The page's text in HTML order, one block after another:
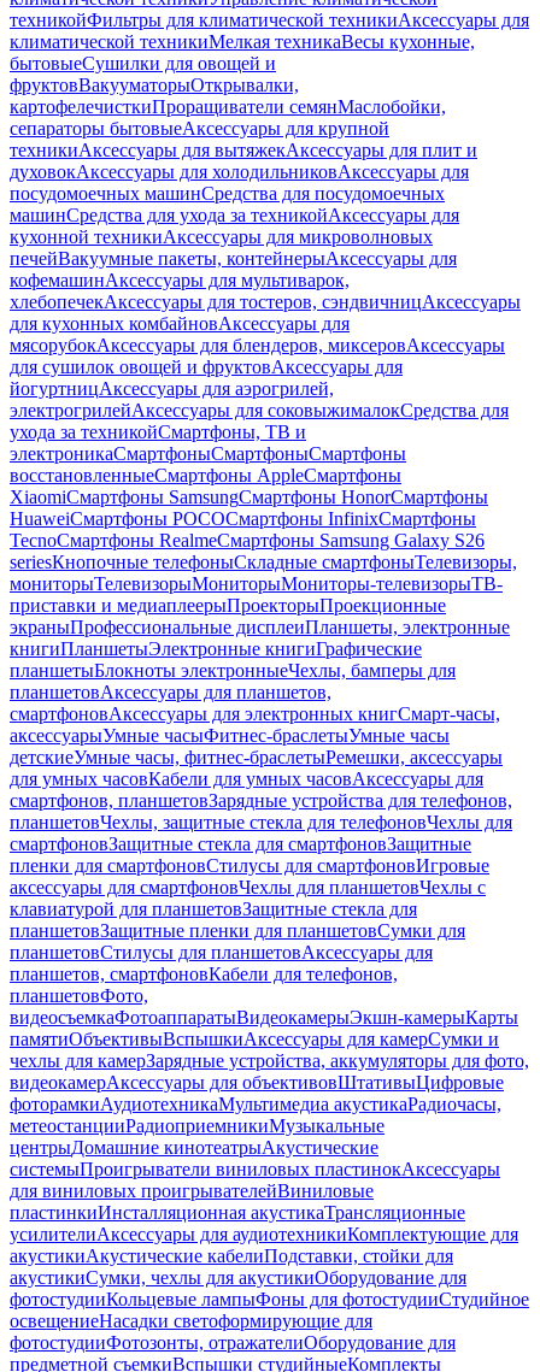
техникойФильтры для климатической техникиАксессуары для
климатической техникиМелкая техникаВесы кухонные,
бытовыеСушилки для овощей и
фруктовВакууматорыОткрывалки,
картофелечисткиПроращиватели семянМаслобойки,
сепараторы бытовыеАксессуары для крупной
техникиАксессуары для вытяжекАксессуары для плит и
духовокАксессуары для холодильниковАксессуары для
посудомоечных машинСредства для посудомоечных
машинСредства для ухода за техникойАксессуары для
кухонной техникиАксессуары для микроволновых
печейВакуумные пакеты, контейнерыАксессуары для
кофемашинАксессуары для мультиварок,
хлебопечекАксессуары для тостеров, сэндвичницАксессуары
для кухонных комбайновАксессуары для
мясорубокАксессуары для блендеров, миксеровАксессуары
для сушилок овощей и фруктовАксессуары для
йогуртницАксессуары для аэрогрилей,
электрогрилейАксессуары для соковыжималокСредства для
ухода за техникойСмартфоны, ТВ и
электроникаСмартфоныСмартфоныСмартфоны
восстановленныеСмартфоны AppleСмартфоны
XiaomiСмартфоны SamsungСмартфоны HonorСмартфоны
HuaweiСмартфоны POCOСмартфоны InfinixСмартфоны
TecnoСмартфоны RealmeСмартфоны Samsung Galaxy S26
seriesКнопочные телефоныСкладные смартфоныТелевизоры,
мониторыТелевизорыМониторыМониторы-телевизорыТВ-
приставки и медиаплеерыПроекторыПроекционные
экраныПрофессиональные дисплеиПланшеты, электронные
книгиПланшетыЭлектронные книгиГрафические
планшетыБлокноты электронныеЧехлы, бамперы для
планшетовАксессуары для планшетов,
смартфоновАксессуары для электронных книгСмарт-часы,
аксессуарыУмные часыФитнес-браслетыУмные часы
детскиеУмные часы, фитнес-браслетыРемешки, аксессуары
для умных часовКабели для умных часовАксессуары для
смартфонов, планшетовЗарядные устройства для телефонов,
планшетовЧехлы, защитные стекла для телефоновЧехлы для
смартфоновЗащитные стекла для смартфоновЗащитные
пленки для смартфоновСтилусы для смартфоновИгровые
аксессуары для смартфоновЧехлы для планшетовЧехлы с
клавиатурой для планшетовЗащитные стекла для
планшетовЗащитные пленки для планшетовСумки для
планшетовСтилусы для планшетовАксессуары для
планшетов, смартфоновКабели для телефонов,
планшетовФото,
видеосъемкаФотоаппаратыВидеокамерыЭкшн-камерыКарты
памятиОбъективыВспышкиАксессуары для камерСумки и
чехлы для камерЗарядные устройства, аккумуляторы для фото,
видеокамерАксессуары для объективовШтативыЦифровые
фоторамкиАудиотехникаМультимедиа акустикаРадиочасы,
метеостанцииРадиоприемникиМузыкальные
центрыДомашние кинотеатрыАкустические
системыПроигрыватели виниловых пластинокАксессуары
для виниловых проигрывателейВиниловые
пластинкиИнсталляционная акустикаТрансляционные
усилителиАксессуары для аудиотехникиКомплектующие для
акустикиАкустические кабелиПодставки, стойки для
акустикиСумки, чехлы для акустикиОборудование для
фотостудииКольцевые лампыФоны для фотостудииСтудийное
освещениеНасадки светоформирующие для
фотостудииФотозонты, отражателиОборудование для
предметной съемкиВспышки студийныеКомплекты